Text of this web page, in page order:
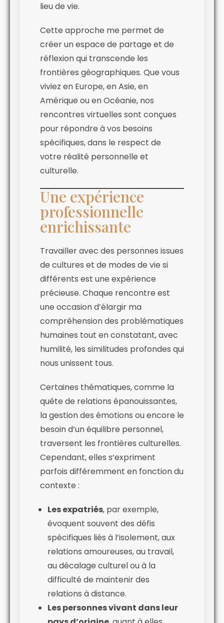
lieu de vie.
Cette approche me permet de
créer un espace de partage et de
réflexion qui transcende les
frontières géographiques. Que vous
viviez en Europe, en Asie, en
Amérique ou en Océanie, nos
rencontres virtuelles sont conçues
pour répondre à vos besoins
spécifiques, dans le respect de
votre réalité personnelle et
culturelle.
Une expérience
professionnelle
enrichissante
Travailler avec des personnes issues
de cultures et de modes de vie si
différents est une expérience
précieuse. Chaque rencontre est
une occasion d’élargir ma
compréhension des problématiques
humaines tout en constatant, avec
humilité, les similitudes profondes qui
nous unissent tous.
Certaines thématiques, comme la
quête de relations épanouissantes,
la gestion des émotions ou encore le
besoin d’un équilibre personnel,
traversent les frontières culturelles.
Cependant, elles s’expriment
parfois différemment en fonction du
contexte :
Les expatriés, par exemple,
évoquent souvent des défis
spécifiques liés à l’isolement, aux
relations amoureuses, au travail,
au décalage culturel ou à la
difficulté de maintenir des
relations à distance.
Les personnes vivant dans leur